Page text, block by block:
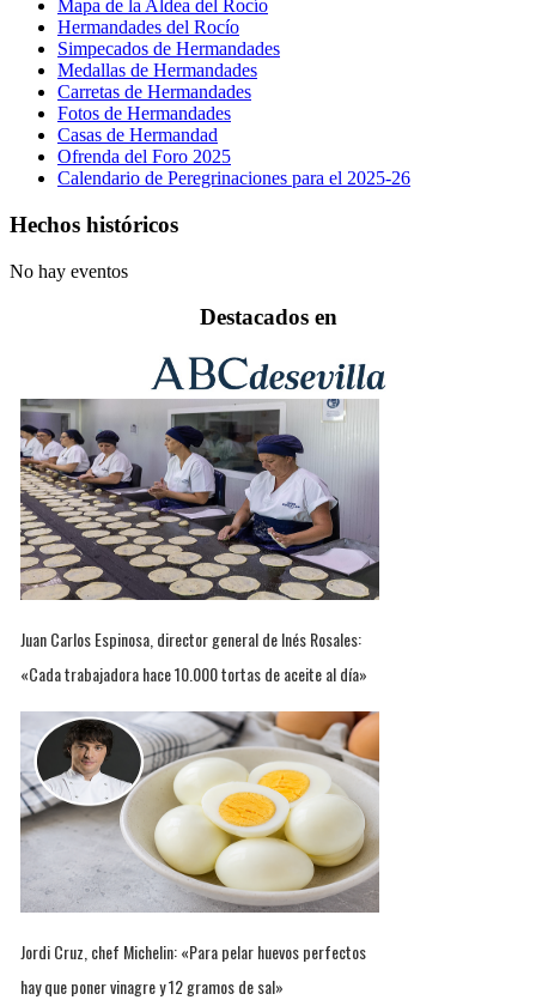
Mapa de la Aldea del Rocío
Hermandades del Rocío
Simpecados de Hermandades
Medallas de Hermandades
Carretas de Hermandades
Fotos de Hermandades
Casas de Hermandad
Ofrenda del Foro 2025
Calendario de Peregrinaciones para el 2025-26
Hechos históricos
No hay eventos
Destacados en
Juan Carlos Espinosa, director general de Inés Rosales:
«Cada trabajadora hace 10.000 tortas de aceite al día»
Jordi Cruz, chef Michelin: «Para pelar huevos perfectos
hay que poner vinagre y 12 gramos de sal»